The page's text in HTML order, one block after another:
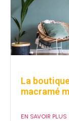
La
macramé
EN SAVOIR PLUS